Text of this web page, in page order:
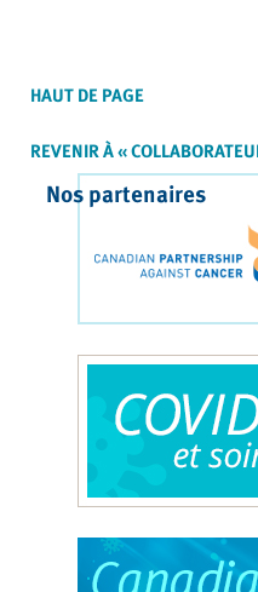
HAUT DE PAGE
REVENIR À «
Nos partenaires